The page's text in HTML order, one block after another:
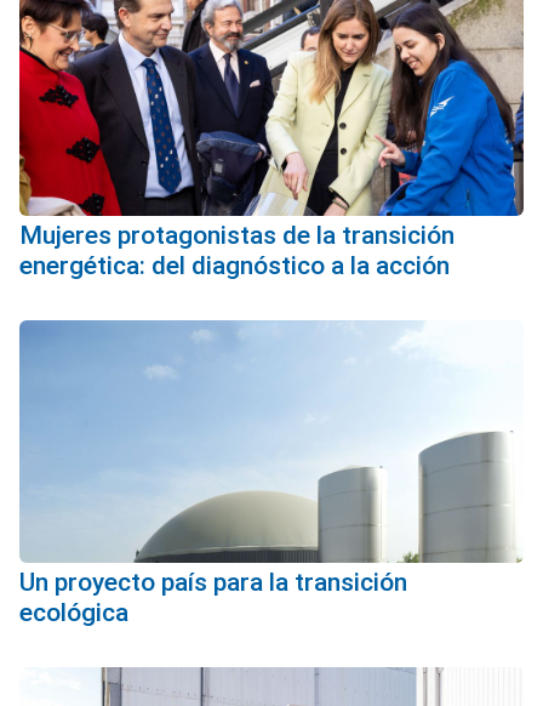
Mujeres protagonistas de la transición
energética: del diagnóstico a la acción
Un proyecto país para la transición
ecológica